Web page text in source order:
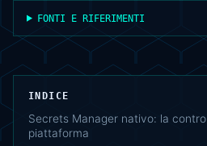
FONTI E RIFERIMENTI
INDICE
Secrets Manager nativo: la
piattaforma